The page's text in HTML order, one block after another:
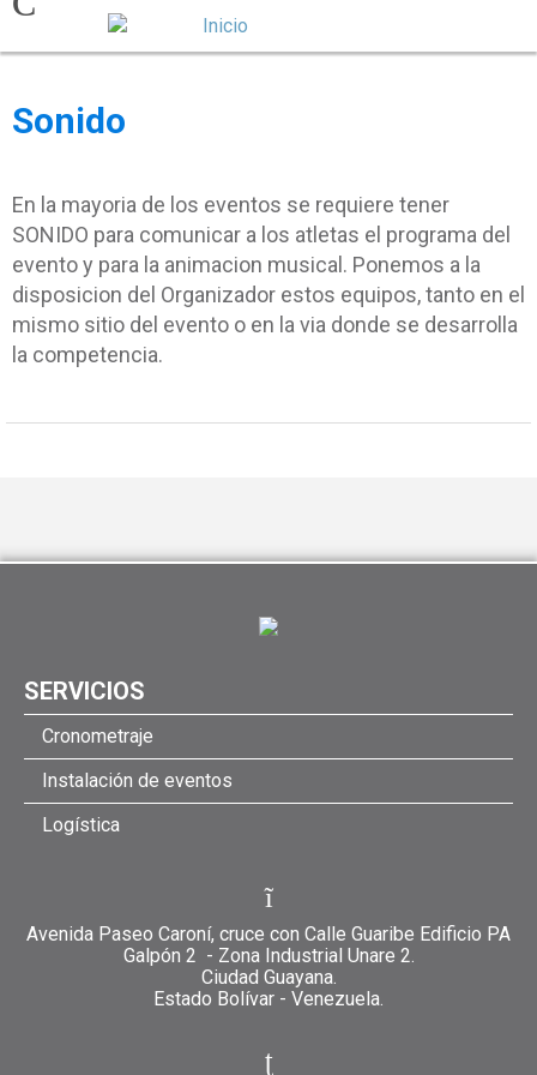
Sonido
En la mayoria de los eventos se requiere tener
SONIDO para comunicar a los atletas el programa del
evento y para la animacion musical. Ponemos a la
disposicion del Organizador estos equipos, tanto en el
mismo sitio del evento o en la via donde se desarrolla
la competencia.
SERVICIOS
Cronometraje
Instalación de eventos
Logística
Avenida Paseo Caroní, cruce con Calle Guaribe Edificio PA
Galpón 2 - Zona Industrial Unare 2.
Ciudad Guayana.
Estado Bolívar - Venezuela.